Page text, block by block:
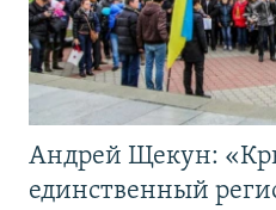
Андрей Щекун:
единственный